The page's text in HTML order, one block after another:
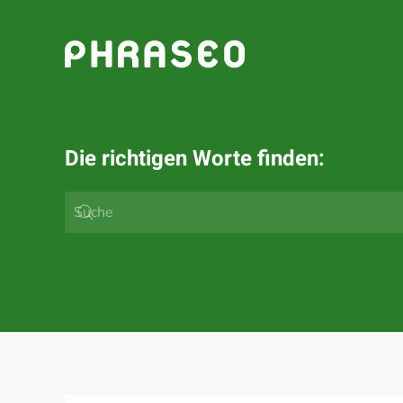
Zum Hauptinhalt springen
Die richtigen Worte finden: